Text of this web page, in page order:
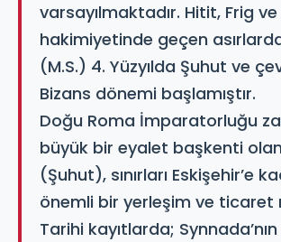
varsayılmaktadır. Hitit, Frig ve
hakimiyetinde geçen
(M.S.) 4. Yüzyılda Şuhut ve
Bizans dönemi başlamıştır.
Doğu Roma İmparatorluğu
büyük bir eyalet başkenti olan
(Şuhut), sınırları Eskişehir’e
önemli bir yerleşim ve ticaret
Tarihi kayıtlarda;